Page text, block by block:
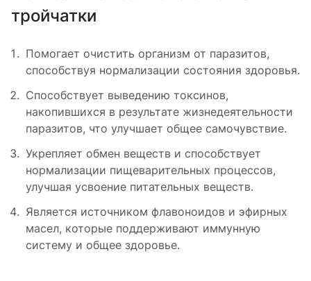
тройчатки
Помогает очистить организм от паразитов,
способствуя нормализации состояния здоровья.
Способствует выведению токсинов,
накопившихся в результате жизнедеятельности
паразитов, что улучшает общее самочувствие.
Укрепляет обмен веществ и способствует
нормализации пищеварительных процессов,
улучшая усвоение питательных веществ.
Является источником флавоноидов и эфирных
масел, которые поддерживают иммунную
систему и общее здоровье.